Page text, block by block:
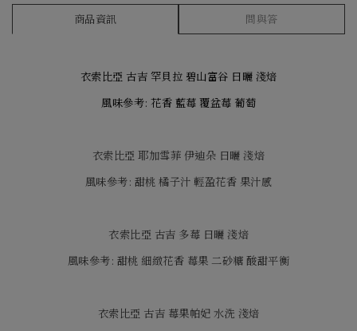
商品資訊 問與答
衣索比亞 古吉 罕貝拉 碧山富谷 日曬 淺焙
風味參考: 花香 藍莓 覆盆莓 葡萄
衣索比亞 耶加雪菲 伊迪朵 日曬 淺焙
風味參考: 甜桃 橘子汁 輕盈花香 果汁感
衣索比亞 古吉 多莓 日曬 淺焙
風味參考: 甜桃 細緻花香 莓果 二砂糖 酸甜平衡
衣索比亞 古吉 莓果帕妃 水洗 淺焙